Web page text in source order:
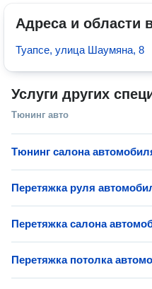
Адреса и области
Туапсе, улица Шаумяна, 8
Услуги других
Тюнинг авто
Тюнинг салона
Перетяжка руля
Перетяжка салона
Перетяжка потолка